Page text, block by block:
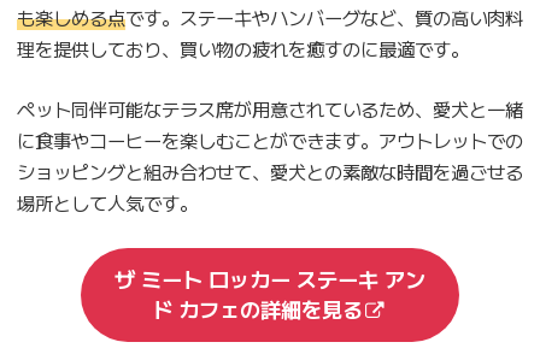
も楽しめる点です。ステーキやハンバーグなど、質の高い肉料
理を提供しており、買い物の疲れを癒すのに最適です。
ペット同伴可能なテラス席が用意されているため、愛犬と一緒
に食事やコーヒーを楽しむことができます。アウトレットでの
ショッピングと組み合わせて、愛犬との素敵な時間を過ごせる
場所として人気です。
ザ ミート ロッカー ステーキ アン
ド カフェの詳細を見る